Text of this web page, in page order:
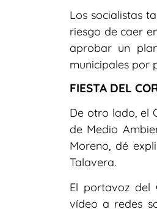
Los socialistas
riesgo de caer
aprobar un
municipales por
FIESTA DEL
De otro lado, el
de Medio
Moreno, dé
Talavera.
El portavoz del
vídeo a redes